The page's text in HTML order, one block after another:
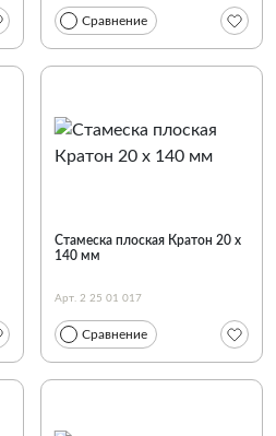
Сравнение
Стамеска плоская Кратон 20 х
140 мм
Арт. 2 25 01 017
Сравнение